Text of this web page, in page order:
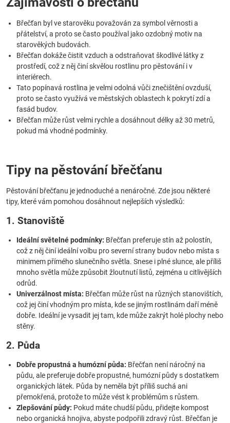
Břečťan byl ve starověku považován za symbol věrnosti a
přátelství, a proto se často používal jako ozdobný motiv na
starověkých budovách.
Břečťan dokáže čistit vzduch a odstraňovat škodlivé látky z
prostředí, což z něj činí skvělou rostlinu pro pěstování i v
interiérech.
Tato popínavá rostlina je velmi odolná vůči znečištění ovzduší,
proto se často využívá ve městských oblastech k pokrytí zdí a
fasád budov.
Břečťan může růst velmi rychle a dosáhnout délky až 30 metrů,
pokud má vhodné podmínky.
Tipy na pěstování břečťanu
Pěstování břečťanu je jednoduché a nenáročné. Zde jsou některé
tipy, které vám pomohou dosáhnout nejlepších výsledků:
1. Stanoviště
Ideální světelné podmínky: Břečťan preferuje stín až polostín,
což z něj činí ideální volbu pro severní strany budov nebo místa s
minimem přímého slunečního světla. Snese i plné slunce, ale příliš
mnoho světla může způsobit žloutnutí listů, zejména u citlivějších
odrůd.
Univerzálnost místa: Břečťan může růst na různých stanovištích,
což jej činí vhodným pro místa, kde se jiným rostlinám daří méně
dobře. Ideální je vysadit jej tam, kde může zakrýt holé plochy nebo
stěny.
2. Půda
Dobře propustná a humózní půda: Břečťan není náročný na
půdu, ale preferuje dobře propustné, humózní půdy s dostatkem
organických látek. Půda by neměla být příliš suchá ani
přemokřená, protože to může vést k problémům s růstem.
Zlepšování půdy: Pokud máte chudší půdu, přidejte kompost
nebo organická hnojiva, abyste podpořili zdravý růst. Břečťan je